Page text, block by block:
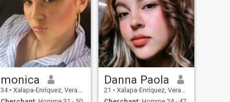
monica
34 • Xalapa-Enríquez, Veracruz, Mexique
Danna Paola
21 • Xalapa-Enríquez, Veracruz, Mexique